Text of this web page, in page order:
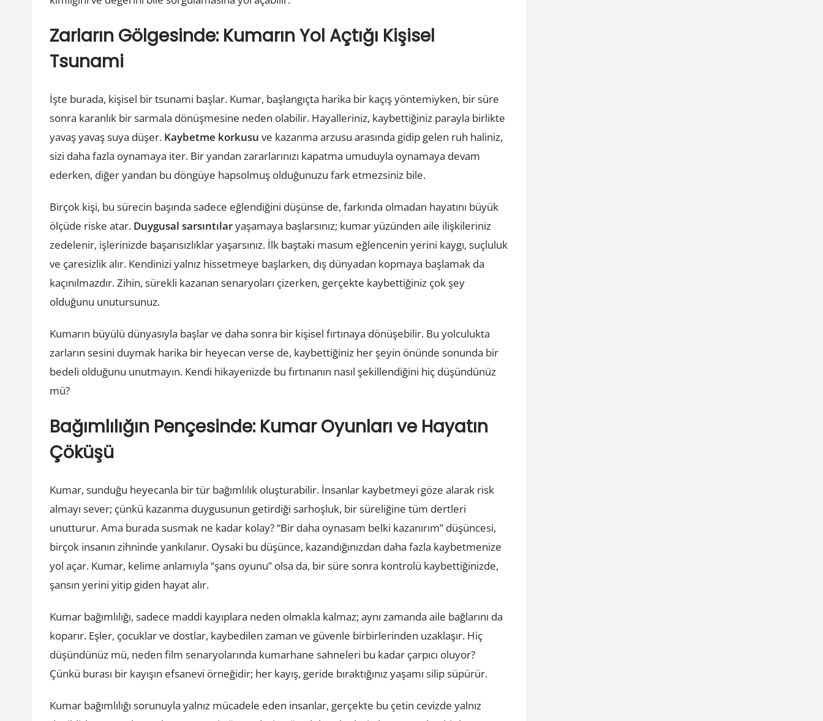
Zarların Gölgesinde: Kumarın Yol Açtığı Kişisel
Tsunami
İşte burada, kişisel bir tsunami başlar. Kumar, başlangıçta harika bir kaçış yöntemiyken, bir süre
sonra karanlık bir sarmala dönüşmesine neden olabilir. Hayalleriniz, kaybettiğiniz parayla birlikte
yavaş yavaş suya düşer. Kaybetme korkusu ve kazanma arzusu arasında gidip gelen ruh haliniz,
sizi daha fazla oynamaya iter. Bir yandan zararlarınızı kapatma umuduyla oynamaya devam
ederken, diğer yandan bu döngüye hapsolmuş olduğunuzu fark etmezsiniz bile.
Birçok kişi, bu sürecin başında sadece eğlendiğini düşünse de, farkında olmadan hayatını büyük
ölçüde riske atar. Duygusal sarsıntılaryaşamaya başlarsınız; kumar yüzünden aile ilişkileriniz
zedelenir, işlerinizde başarısızlıklar yaşarsınız. İlk baştaki masum eğlencenin yerini kaygı, suçluluk
ve çaresizlik alır. Kendinizi yalnız hissetmeye başlarken, dış dünyadan kopmaya başlamak da
kaçınılmazdır. Zihin, sürekli kazanan senaryoları çizerken, gerçekte kaybettiğiniz çok şey
olduğunu unutursunuz.
Kumarın büyülü dünyasıyla başlar ve daha sonra bir kişisel fırtınaya dönüşebilir. Bu yolculukta
zarların sesini duymak harika bir heyecan verse de, kaybettiğiniz her şeyin önünde sonunda bir
bedeli olduğunu unutmayın. Kendi hikayenizde bu fırtınanın nasıl şekillendiğini hiç düşündünüz
mü?
Bağımlılığın Pençesinde: Kumar Oyunları ve Hayatın
Çöküşü
Kumar, sunduğu heyecanla bir tür bağımlılık oluşturabilir. İnsanlar kaybetmeyi göze alarak risk
almayı sever; çünkü kazanma duygusunun getirdiği sarhoşluk, bir süreliğine tüm dertleri
unutturur. Ama burada susmak ne kadar kolay? “Bir daha oynasam belki kazanırım” düşüncesi,
birçok insanın zihninde yankılanır. Oysaki bu düşünce, kazandığınızdan daha fazla kaybetmenize
yol açar. Kumar, kelime anlamıyla “şans oyunu” olsa da, bir süre sonra kontrolü kaybettiğinizde,
şansın yerini yitip giden hayat alır.
Kumar bağımlılığı, sadece maddi kayıplara neden olmakla kalmaz; aynı zamanda aile bağlarını da
koparır. Eşler, çocuklar ve dostlar, kaybedilen zaman ve güvenle birbirlerinden uzaklaşır. Hiç
düşündünüz mü, neden film senaryolarında kumarhane sahneleri bu kadar çarpıcı oluyor?
Çünkü burası bir kayışın efsanevi örneğidir; her kayış, geride bıraktığınız yaşamı silip süpürür.
Kumar bağımlılığı sorunuyla yalnız mücadele eden insanlar, gerçekte bu çetin cevizde yalnız